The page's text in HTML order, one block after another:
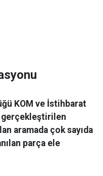
KOM ve İstihbarat
gerçekleştirilen
aramada çok sayıda
parça ele